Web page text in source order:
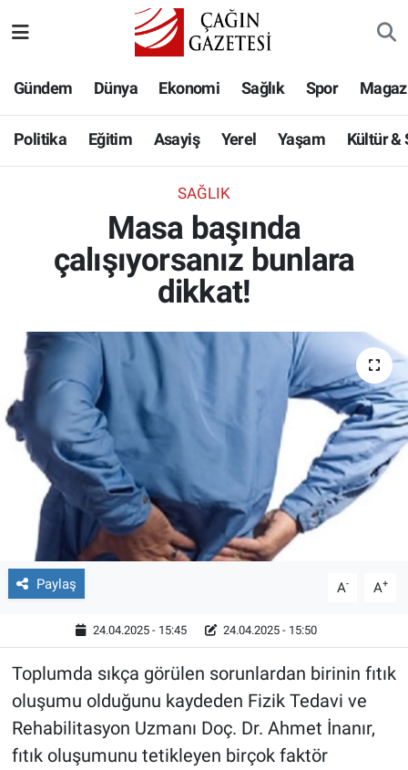
Gündem Dünya Ekonomi Sağlık Spor
Politika Eğitim Asayiş Yerel Yaşam Kültür &
SAĞLIK
Masa başında
çalışıyorsanız bunlara
dikkat!
Paylaş A- A+
24.04.2025 - 15:45 24.04.2025 - 15:50
Toplumda sıkça görülen sorunlardan birinin fıtık
oluşumu olduğunu kaydeden Fizik Tedavi ve
Rehabilitasyon Uzmanı Doç. Dr. Ahmet İnanır,
fıtık oluşumunu tetikleyen birçok faktör
Eğitim
Asayiş
Yaşam
Bilim-Teknoloji
Köşe Yazıları
Röportaj
Video Galeri
Hava Durumu
Namaz Vakitleri
Süper Lig Puan Durumu ve Fikstür
Son Dakika Haberleri
Haber Arşivi